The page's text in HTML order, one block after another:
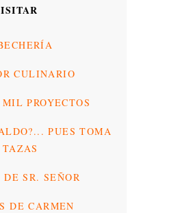
CULINARIO
PROYECTOS
PUES TOMA
DE SR. SEÑOR
DE CARMEN